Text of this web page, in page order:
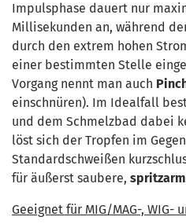
Impulsphase dauert nur
Millisekunden an, während
durch den extrem hohen
einer bestimmten Stelle
Vorgang nennt man auch
einschnüren). Im Idealfall
und dem Schmelzbad dabei
löst sich der Tropfen im
Standardschweißen
für äußerst saubere,
Geeignet für MIG/MAG-, WIG-